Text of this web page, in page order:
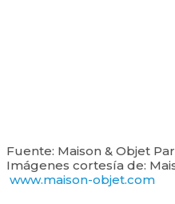
Fuente: Maison & Objet
Imágenes cortesía de:
www.maison-objet.com